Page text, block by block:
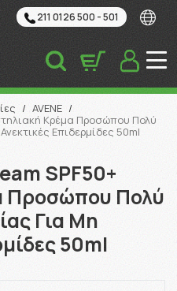
211 0126 500 - 501
/ AVENE /
Κρέμα Προσώπου Πολύ
Επιδερμίδες 50ml
SPF50+
Προσώπου Πολύ
Για Μη
50ml